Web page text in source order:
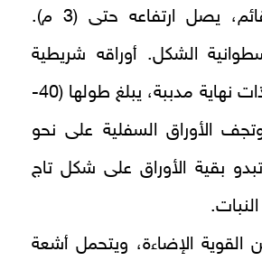
نبات شجيري قائم، يصل ارتفاعه حتى (3 م).
الشكل. أوراقه شريطية
سيفيه الشكل، ذات نهاية مدببة، يبلغ طولها (40-
وتجف الأوراق السفلية على نحو
بقية الأوراق على شكل تاج
القوية الإضاءة، ويتحمل أشعة